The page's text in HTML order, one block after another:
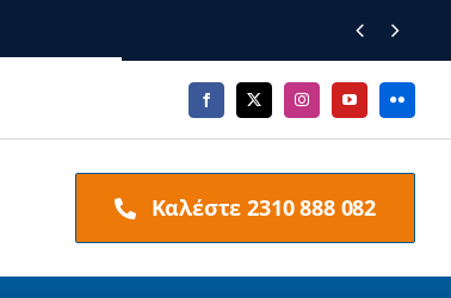
 
Καλέστε 2310 888 082